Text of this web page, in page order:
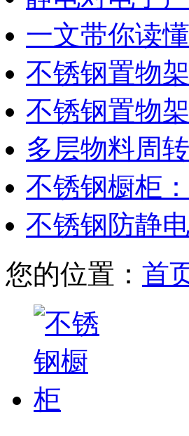
一文带你读
不锈钢置物
不锈钢置物
多层物料周
不锈钢橱柜
不锈钢防静
您的位置： 首